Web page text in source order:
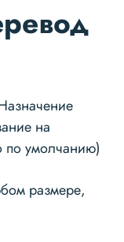
на
по умолчанию)
размере,